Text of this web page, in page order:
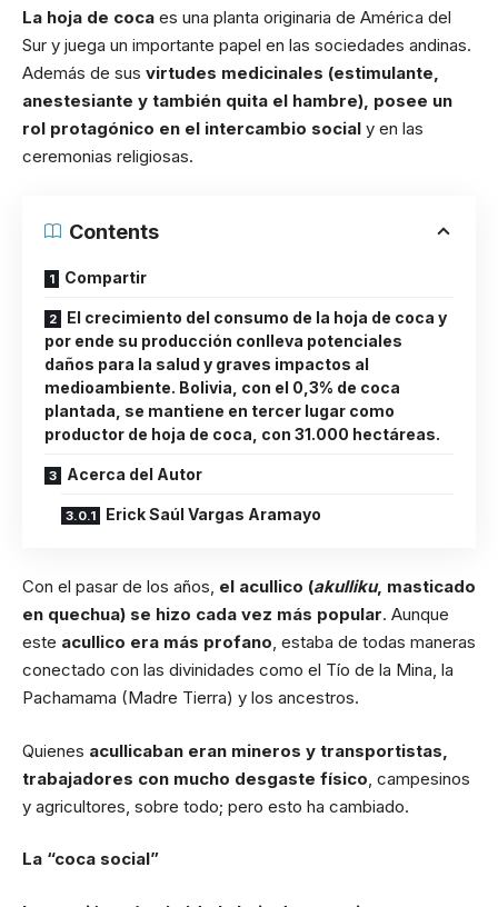
La hoja de coca es una planta originaria de América del
Sur y juega un importante papel en las sociedades andinas.
Además de sus virtudes medicinales (estimulante,
anestesiante y también quita el hambre), posee un
rol protagónico en el intercambio social y en las
ceremonias religiosas.
Contents
Compartir
El crecimiento del consumo de la hoja de coca y
por ende su producción conlleva potenciales
daños para la salud y graves impactos al
medioambiente. Bolivia, con el 0,3% de coca
plantada, se mantiene en tercer lugar como
productor de hoja de coca, con 31.000 hectáreas.
Acerca del Autor
Erick Saúl Vargas Aramayo
Con el pasar de los años, el acullico (akulliku, masticado
en quechua) se hizo cada vez más popular. Aunque
este acullico era más profano, estaba de todas maneras
conectado con las divinidades como el Tío de la Mina, la
Pachamama (Madre Tierra) y los ancestros.
Quienes acullicaban eran mineros y transportistas,
trabajadores con mucho desgaste físico, campesinos
y agricultores, sobre todo; pero esto ha cambiado.
La “coca social”